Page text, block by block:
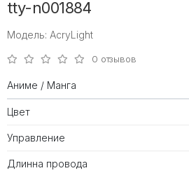
tty-n001884
Модель: AcryLight
0 отзывов
Аниме / Манга
Цвет
Управление
Длинна провода